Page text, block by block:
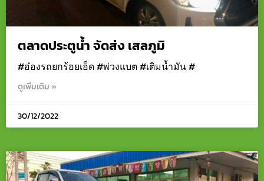
ตลาดประตูน้ำ จัดส่ง เสลภูมิ
#อ๋องรถยกร้อยเอ็ด #พ่วงแบต #เติมน้ำมัน #
ดูเพิ่มเติม »
30/12/2022